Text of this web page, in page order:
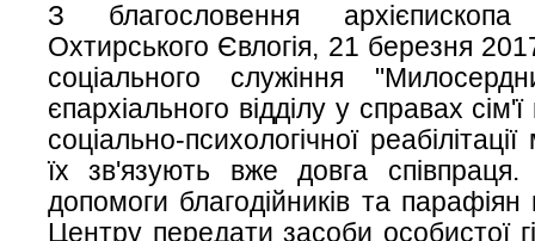
З благословення
Охтирського Євлогія, 21 березня
соціального служіння
єпархіального відділу у справах
соціально-психологічної
їх зв'язують вже довга
допомоги благодійників та
Центру передати засоби особистої